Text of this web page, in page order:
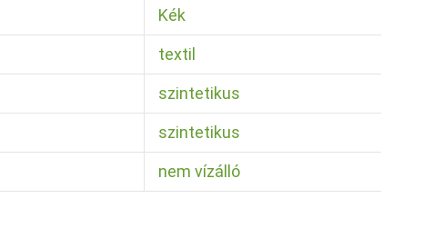
Kék
textil
szintetikus
szintetikus
nem vízálló